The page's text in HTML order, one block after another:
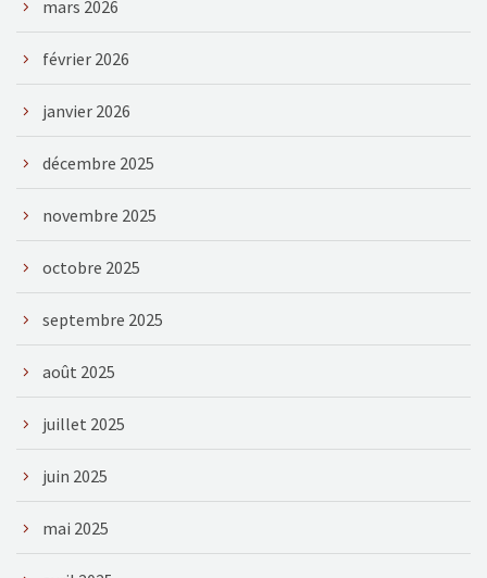
mars 2026
février 2026
janvier 2026
décembre 2025
novembre 2025
octobre 2025
septembre 2025
août 2025
juillet 2025
juin 2025
mai 2025